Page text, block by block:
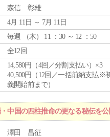
森信 彰雄
4月 11日 ～ 7月 11日
毎週 （木） 11 ：30 ～ 12 ：50
全12回
14,580円（4回／分割支払い）×3
40,500円（12回／一括前納支払※
義開始前まで）
中国の四柱推命の更なる秘伝を
澤田 昌征